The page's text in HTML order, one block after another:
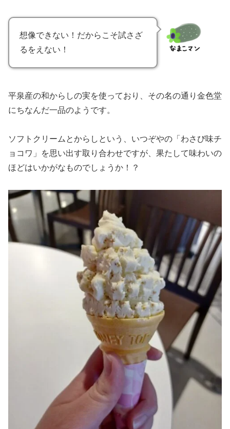
想像できない！だからこそ試さざ
るをえない！
平泉産の和からしの実を使っており、その名の通り金色堂
にちなんだ一品のようです。
ソフトクリームとからしという、いつぞやの「わさび味チ
ョコワ」を思い出す取り合わせですが、果たして味わいの
ほどはいかがなものでしょうか！？